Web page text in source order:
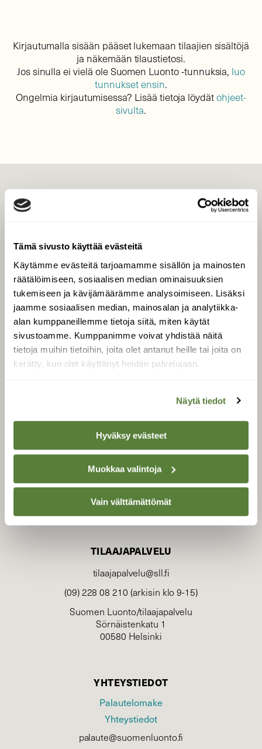
Tämä sivusto käyttää evästeitä
Käytämme evästeitä tarjoamamme sisällön ja mainosten
räätälöimiseen, sosiaalisen median ominaisuuksien
tukemiseen ja kävijämäärämme analysoimiseen. Lisäksi
jaamme sosiaalisen median, mainosalan ja analytiikka-
alan kumppaneillemme tietoja siitä, miten käytät
sivustoamme. Kumppanimme voivat yhdistää näitä
tietoja muihin tietoihin, joita olet antanut heille tai joita on
kerätty, kun olet käyttänyt heidän palvelujaan.
Näytä tiedot
Hyväksy evästeet
Muokkaa valintoja
Vain välttämättömät
Kirjautumalla sisään pääset lukemaan tilaajien sisältöjä
ja näkemään tilaustietosi.
Jos sinulla ei vielä ole Suomen Luonto -tunnuksia, luo
tunnukset ensin.
Ongelmia kirjautumisessa? Lisää tietoja löydätohjeet-
sivulta.
Tilaa digilukuoikeus
Äänestä parasta juttua
Tilaa uutiskirje
SUOMEN LUONNON­
SUOJELU­LIITTO
Suomen Luonto -lehden
luonnonsuojelu­liitto.
TILAAJAPALVELU
tilaajapalvelu@sll.fi
(09) 228 08 210 (arkisin klo 9-15)
Suomen Luonto/tilaajapalvelu
Sörnäistenkatu 1
00580 Helsinki
YHTEYSTIEDOT
Palautelomake
Yhteystiedot
palaute@suomenluonto.fi